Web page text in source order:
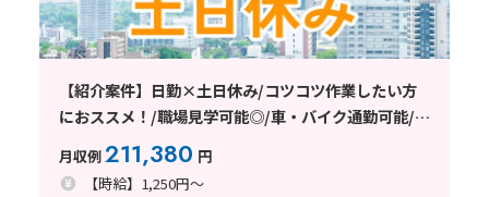
【紹介案件】日勤×土日休み/コツコツ作業したい方
におススメ！/職場見学可能◎/車・バイク通勤可能/入
寮可能で全国応募歓迎♪
月収例211,380 円
【時給】1,250円～